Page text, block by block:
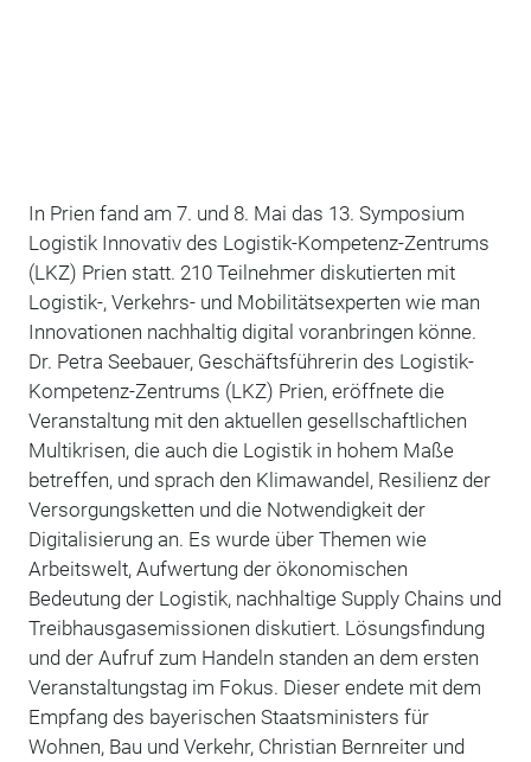
In Prien fand am 7. und 8. Mai das 13. Symposium
Logistik Innovativ des Logistik-Kompetenz-Zentrums
(LKZ) Prien statt. 210 Teilnehmer diskutierten mit
Logistik-, Verkehrs- und Mobilitätsexperten wie man
Innovationen nachhaltig digital voranbringen könne.
Dr. Petra Seebauer, Geschäftsführerin des Logistik-
Kompetenz-Zentrums (LKZ) Prien, eröffnete die
Veranstaltung mit den aktuellen gesellschaftlichen
Multikrisen, die auch die Logistik in hohem Maße
betreffen, und sprach den Klimawandel, Resilienz der
Versorgungsketten und die Notwendigkeit der
Digitalisierung an. Es wurde über Themen wie
Arbeitswelt, Aufwertung der ökonomischen
Bedeutung der Logistik, nachhaltige Supply Chains und
Treibhausgasemissionen diskutiert. Lösungsfindung
und der Aufruf zum Handeln standen an dem ersten
Veranstaltungstag im Fokus. Dieser endete mit dem
Empfang des bayerischen Staatsministers für
Wohnen, Bau und Verkehr, Christian Bernreiter und